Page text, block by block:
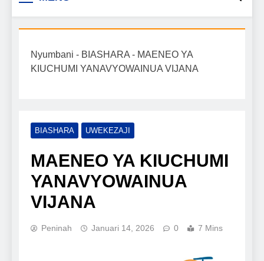
Tanzania
kilimo, mitindo, na burudani kwa Kiswahili,
mafanikio yako.
Nyumbani - BIASHARA - MAENEO YA
KIUCHUMI YANAVYOWAINUA VIJANA
BIASHARA UWEKEZAJI
MAENEO YA KIUCHUMI
YANAVYOWAINUA
VIJANA
Peninah Januari 14, 2026 0 7 Mins